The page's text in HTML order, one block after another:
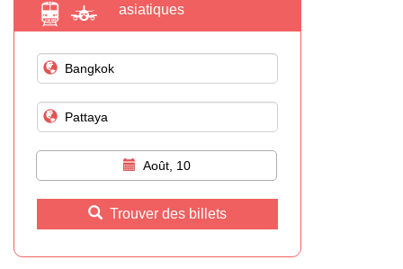
asiatiques
Août, 10
Trouver des billets